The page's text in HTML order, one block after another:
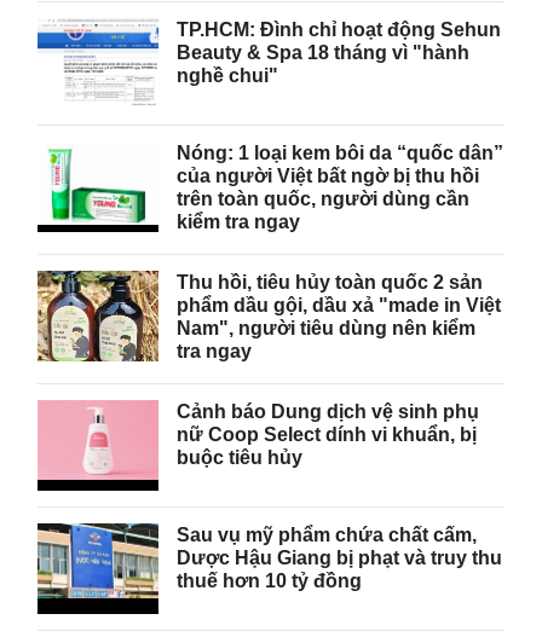
TP.HCM: Đình chỉ hoạt động Sehun
Beauty & Spa 18 tháng vì "hành
nghề chui"
Nóng: 1 loại kem bôi da “quốc dân”
của người Việt bất ngờ bị thu hồi
trên toàn quốc, người dùng cần
kiểm tra ngay
Thu hồi, tiêu hủy toàn quốc 2 sản
phẩm dầu gội, dầu xả "made in Việt
Nam", người tiêu dùng nên kiểm
tra ngay
Cảnh báo Dung dịch vệ sinh phụ
nữ Coop Select dính vi khuẩn, bị
buộc tiêu hủy
Sau vụ mỹ phẩm chứa chất cấm,
Dược Hậu Giang bị phạt và truy thu
thuế hơn 10 tỷ đồng